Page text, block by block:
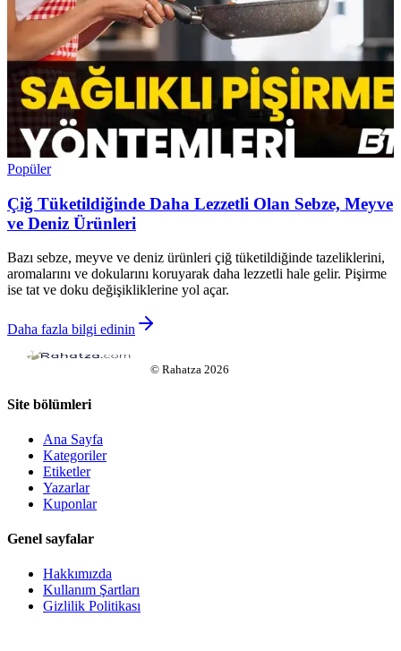
Popüler
Çiğ Tüketildiğinde Daha Lezzetli Olan Sebze, Meyve
ve Deniz Ürünleri
Bazı sebze, meyve ve deniz ürünleri çiğ tüketildiğinde tazeliklerini,
aromalarını ve dokularını koruyarak daha lezzetli hale gelir. Pişirme
ise tat ve doku değişikliklerine yol açar.
Daha fazla bilgi edinin
© Rahatza 2026
Site bölümleri
Ana Sayfa
Kategoriler
Etiketler
Yazarlar
Kuponlar
Genel sayfalar
Hakkımızda
Kullanım Şartları
Gizlilik Politikası